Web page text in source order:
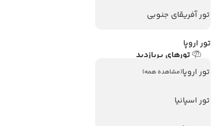
تور آفریقای جنوبی
تور اروپا
تور اروپا(مشاهده همه)
تور اسپانیا
تورهای پربازدید
تور استانبول
تور پوکت